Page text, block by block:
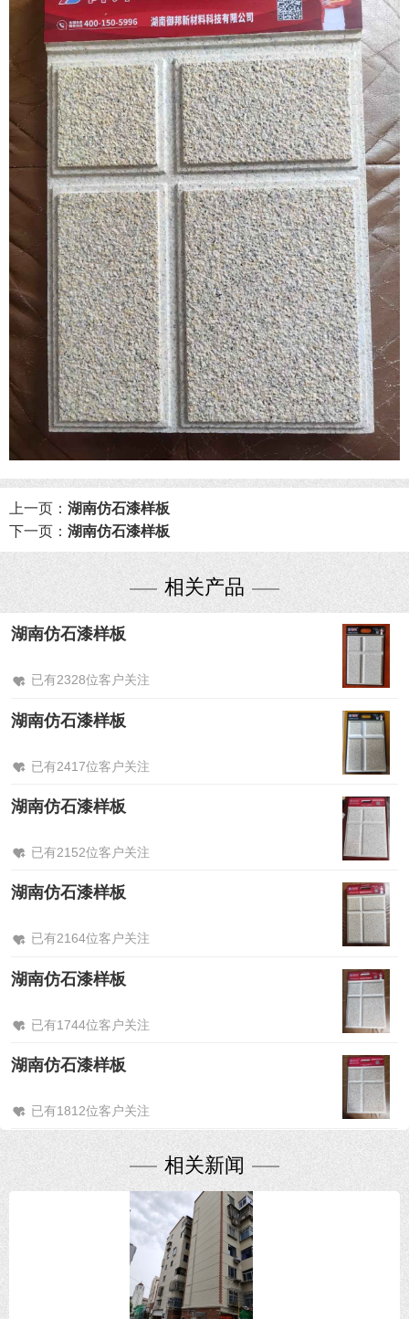
上一页： 湖南仿石漆样板
下一页： 湖南仿石漆样板
相关产品
湖南仿石漆样板
已有2328位客户关注
湖南仿石漆样板
已有2417位客户关注
湖南仿石漆样板
已有2152位客户关注
湖南仿石漆样板
已有2164位客户关注
湖南仿石漆样板
已有1744位客户关注
湖南仿石漆样板
已有1812位客户关注
相关新闻